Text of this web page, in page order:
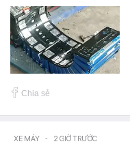
Chia sẻ
XE MÁY - 2 GIỜ TRƯỚC